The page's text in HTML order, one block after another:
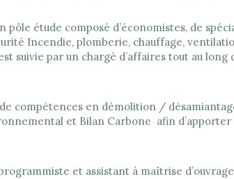
pôle étude composé d’économistes, de
Incendie, plomberie, chauffage,
suivie par un chargé d’affaires tout au long
compétences en démolition /
et Bilan Carbone afin
et assistant à maîtrise